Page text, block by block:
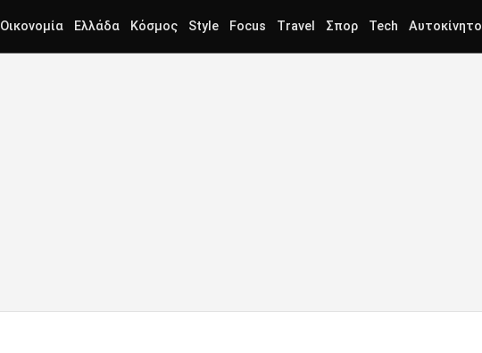
Οικονομία Ελλάδα Κόσμος Style Focus Travel Σπορ Tech Αυτοκίνητο